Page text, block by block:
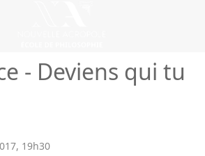
- Deviens qui tu
, 19h30